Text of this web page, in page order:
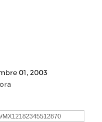
01, 2003